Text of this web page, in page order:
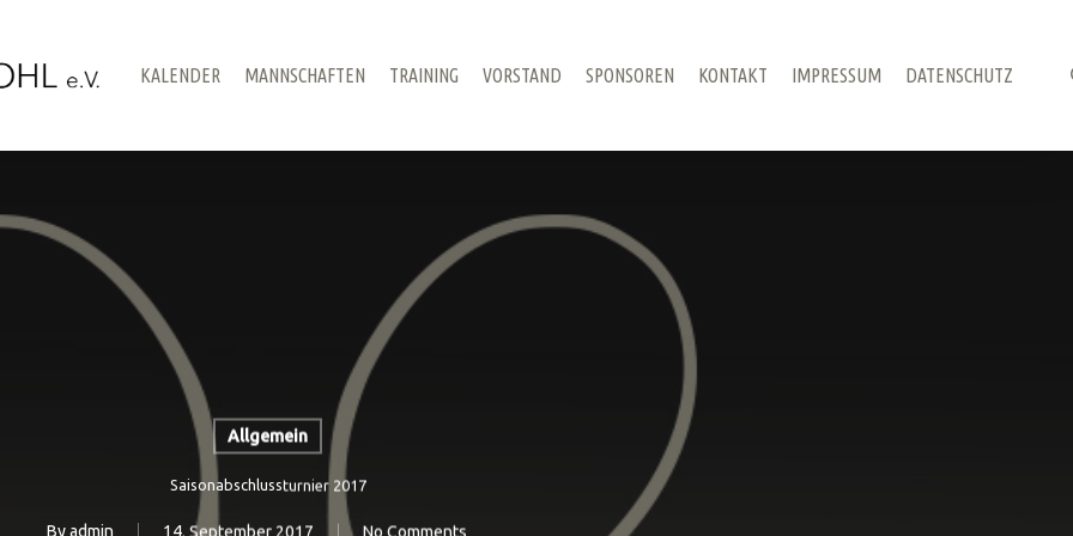
KALENDER MANNSCHAFTEN TRAINING VORSTAND SPONSOREN KONTAKT IMPRESSUM DATENSCHUTZ
Allgemein
Saisonabschlussturnier 2017
By admin 14. September 2017 No Comments